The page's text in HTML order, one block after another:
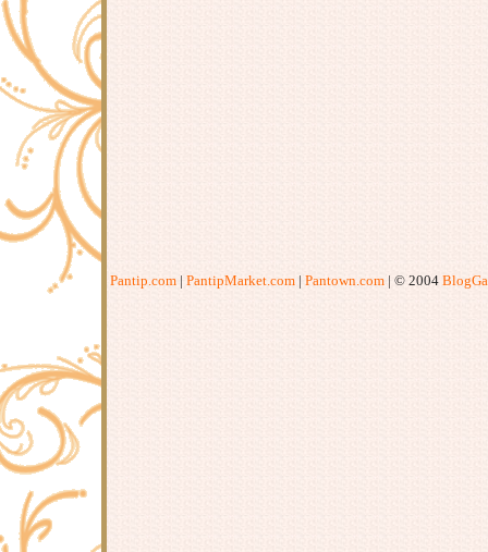
Pantip.com | PantipMarket.com | Pantown.com | © 2004